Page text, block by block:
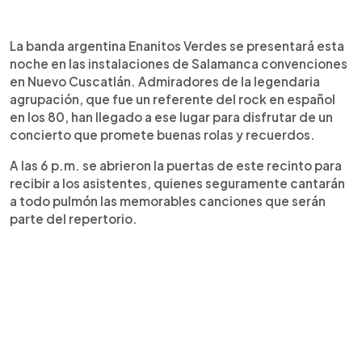
► Escuchar artículo
La banda argentina Enanitos Verdes se presentará esta
noche en las instalaciones de Salamanca convenciones
en Nuevo Cuscatlán. Admiradores de la legendaria
agrupación, que fue un referente del rock en español
en los 80, han llegado a ese lugar para disfrutar de un
concierto que promete buenas rolas y recuerdos.
A las 6 p.m. se abrieron la puertas de este recinto para
recibir a los asistentes, quienes seguramente cantarán
a todo pulmón las memorables canciones que serán
parte del repertorio.